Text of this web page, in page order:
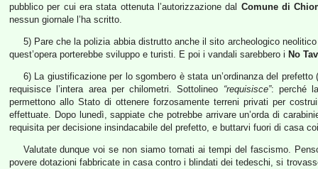
pubblico per cui era stata ottenuta l’autorizzazione dal Comune di
nessun giornale l’ha scritto.
5) Pare che la polizia abbia distrutto anche il sito archeologico
quest’opera porterebbe sviluppo e turisti. E poi i vandali sarebbero i No Tav
6) La giustificazione per lo sgombero è stata un’ordinanza del
requisisce l’intera area per chilometri. Sottolineo “requisisce”: perché
permettono allo Stato di ottenere forzosamente terreni privati per
effettuate. Dopo lunedì, sappiate che potrebbe arrivare un’orda di
requisita per decisione insindacabile del prefetto, e buttarvi fuori di casa
Valutate dunque voi se non siamo tornati ai tempi del fascismo.
povere dotazioni fabbricate in casa contro i blindati dei tedeschi, si